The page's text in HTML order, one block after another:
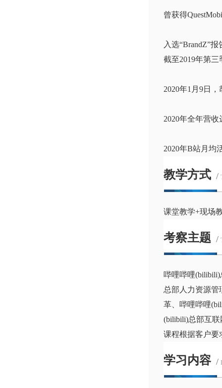
曾获得
入选“BrandZ”
截至2019年第
2020年1月9日
2020年全年营
2020年B站月均
教学方式 /
课堂教学+现场
考察主题 /
哔哩哔哩
总部人力资源
革、哔哩哔哩
(bilibili)总部互
课程根据客户要
学习内容 /